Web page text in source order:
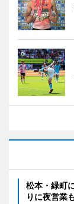
松本・緑町
りに夜営業